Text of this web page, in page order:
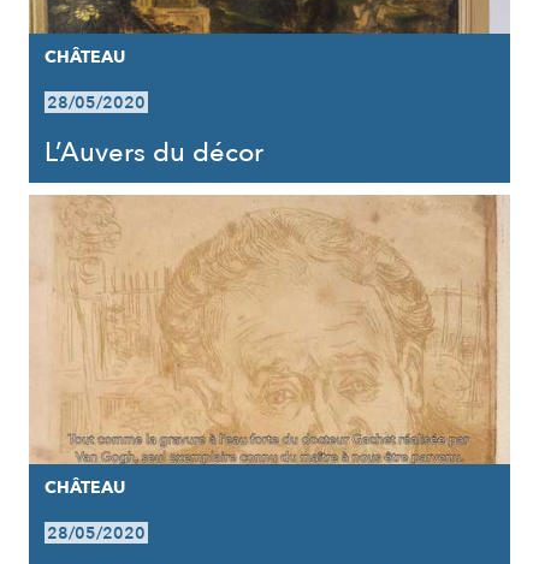
CHÂTEAU
28/05/2020
L’Auvers du décor
CHÂTEAU
28/05/2020